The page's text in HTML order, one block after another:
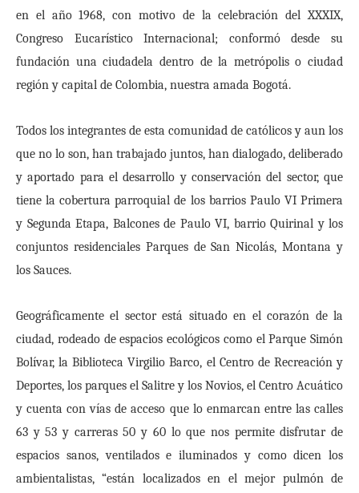
en el año 1968, con motivo de la celebración del XXXIX,
Congreso Eucarístico Internacional; conformó desde su
fundación una ciudadela dentro de la metrópolis o ciudad
región y capital de Colombia, nuestra amada Bogotá.
Todos los integrantes de esta comunidad de católicos y aun los
que no lo son, han trabajado juntos, han dialogado, deliberado
y aportado para el desarrollo y conservación del sector, que
tiene la cobertura parroquial de los barrios Paulo VI Primera
y Segunda Etapa, Balcones de Paulo VI, barrio Quirinal y los
conjuntos residenciales Parques de San Nicolás, Montana y
los Sauces.
Geográficamente el sector está situado en el corazón de la
ciudad, rodeado de espacios ecológicos como el Parque Simón
Bolívar, la Biblioteca Virgilio Barco, el Centro de Recreación y
Deportes, los parques el Salitre y los Novios, el Centro Acuático
y cuenta con vías de acceso que lo enmarcan entre las calles
63 y 53 y carreras 50 y 60 lo que nos permite disfrutar de
espacios sanos, ventilados e iluminados y como dicen los
ambientalistas, “están localizados en el mejor pulmón de